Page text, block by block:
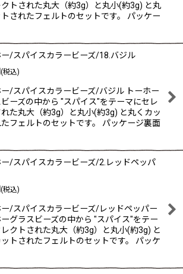
クトされた丸大（約3g）と丸小(約3g) と丸
トされたフェルトのセットです。 パッケー
ー/スパイスカラービーズ/18.バジル
(税込)
ー/スパイスカラービーズ/バジル トーホー
ーズの中から "スパイス"をテーマにセレ
た丸大（約3g）と丸小(約3g) と丸くカッ
たフェルトのセットです。 パッケージ裏面
ー/スパイスカラービーズ/2.レッドペッパ
(税込)
ー/スパイスカラービーズ/レッドペッパー
ーグラスビーズの中から "スパイス"をテー
クトされた丸大（約3g）と丸小(約3g) と
トされたフェルトのセットです。 パッケ